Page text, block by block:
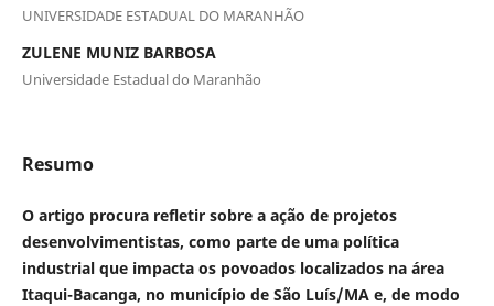
UNIVERSIDADE ESTADUAL DO MARANHÃO
ZULENE MUNIZ BARBOSA
Universidade Estadual do Maranhão
Resumo
Oartigo procura refletir sobre a ação de projetos
desenvolvimentistas, como parte de uma política
industrial que impacta os povoados localizados na área
Itaqui-Bacanga, no município de São Luís/MA e, de modo